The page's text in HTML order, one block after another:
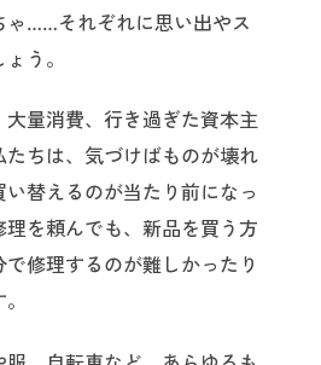
ゃ……それぞれに思い出やス
う。
大量消費、行き過ぎた資本主
たちは、気づけばものが壊れ
替えるのが当たり前になっ
理を頼んでも、新品を買う方
修理するのが難しかったり